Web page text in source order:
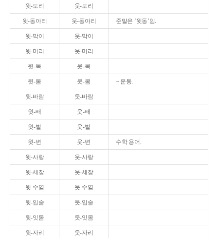
윗-도리 웃-도리
윗-동아리 웃-동아리 준말은 ‘윗동’임.
윗-막이 웃-막이
윗-머리 웃-머리
윗-목 웃-목
윗-몸 웃-몸 ~ 운동.
윗-바람 웃-바람
윗-배 웃-배
윗-벌 웃-벌
윗-변 웃-변 수학 용어.
윗-사랑 웃-사랑
윗-세장 웃-세장
윗-수염 웃-수염
윗-입술 웃-입술
윗-잇몸 웃-잇몸
윗-자리 웃-자리